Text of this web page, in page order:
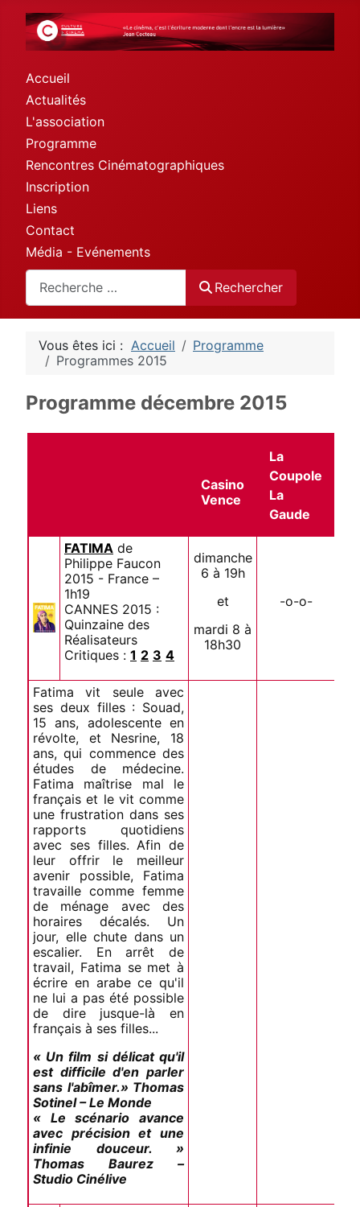
Accueil
Actualités
L'association
Programme
Rencontres Cinématographiques
Inscription
Liens
Contact
Média - Evénements
Rechercher
Rechercher
Vous êtes ici : Accueil
Programme
Programmes 2015
Programme décembre 2015
Casino
Vence
La
Coupole
La
Gaude
FATIMA de
Philippe Faucon
2015 - France –
1h19
CANNES 2015 :
Quinzaine des
Réalisateurs
Critiques : 1 2 3 4
dimanche
6 à 19h
et
mardi 8 à
18h30
-o-o-
Fatima vit seule avec
ses deux filles : Souad,
15 ans, adolescente en
révolte, et Nesrine, 18
ans, qui commence des
études de médecine.
Fatima maîtrise mal le
français et le vit comme
une frustration dans ses
rapports quotidiens
avec ses filles. Afin de
leur offrir le meilleur
avenir possible, Fatima
travaille comme femme
de ménage avec des
horaires décalés. Un
jour, elle chute dans un
escalier. En arrêt de
travail, Fatima se met à
écrire en arabe ce qu'il
ne lui a pas été possible
de dire jusque-là en
français à ses filles...
« Un film si délicat qu'il
est difficile d'en parler
sans l'abîmer.» Thomas
Sotinel – Le Monde
« Le scénario avance
avec précision et une
infinie douceur. »
Thomas Baurez –
Studio Cinélive